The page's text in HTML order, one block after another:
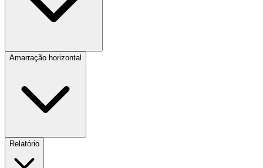
Amarração horizontal
Relatório